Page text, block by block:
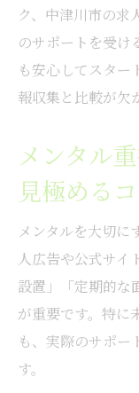
未経験
め方
メンタ
ント
見
メンタ
は
地元で見つ
地元で
メンタ
地元特
ク、中津川市の求
のサポートを受け
も安心してスター
報収集と比較が欠
メンタル
見極める
メンタルを大切に
人広告や公式サイ
設置」「定期的な
が重要です。特に
も、実際のサポー
す。